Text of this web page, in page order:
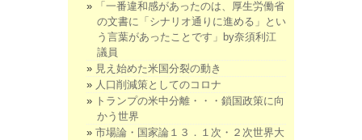
「一番違和感があったのは、厚生労働省
の文書に「シナリオ通りに進める」とい
う言葉があったことです」by奈須利江
議員
見え始めた米国分裂の動き
人口削減策としてのコロナ
トランプの米中分離・・・鎖国政策に向
かう世界
市場論・国家論１３．１次・２次世界大